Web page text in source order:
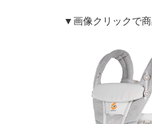
▼画像クリックで